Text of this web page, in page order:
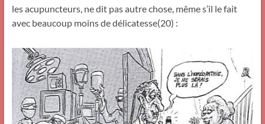
les acupuncteurs, ne dit pas autre chose, même s’il le fait
avec beaucoup moins de délicatesse(20) :